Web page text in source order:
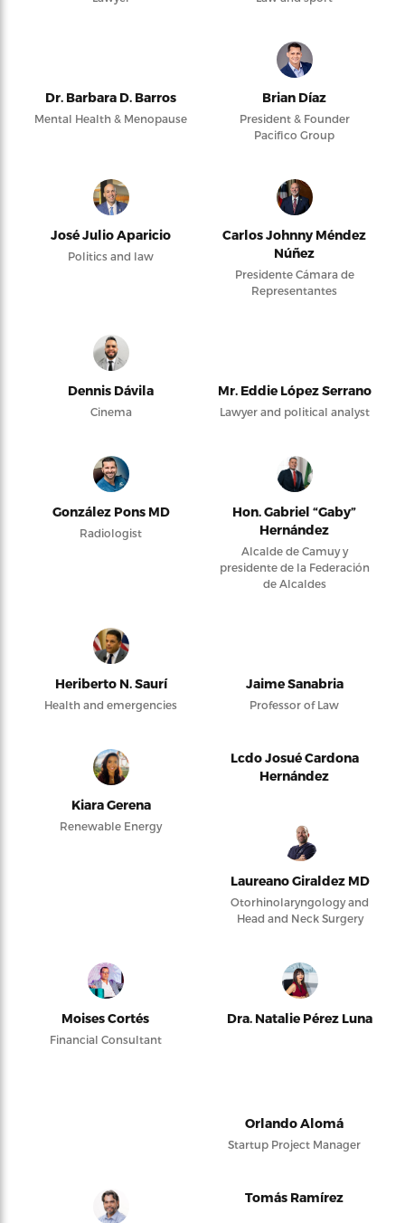
Dr. Barbara D. Barros
Mental Health & Menopause
Brian Díaz
President & Founder
Pacifico Group
José Julio Aparicio
Politics and law
Carlos Johnny Méndez
Núñez
Presidente Cámara de
Representantes
Dennis Dávila
Cinema
Mr. Eddie López Serrano
Lawyer and political analyst
González Pons MD
Radiologist
Hon. Gabriel “Gaby”
Hernández
Alcalde de Camuy y
presidente de la Federación
de Alcaldes
Heriberto N. Saurí
Health and emergencies
Jaime Sanabria
Professor of Law
Kiara Gerena
Renewable Energy
Lcdo Josué Cardona
Hernández
Laureano Giraldez MD
Otorhinolaryngology and
Head and Neck Surgery
Moises Cortés
Financial Consultant
Dra. Natalie Pérez Luna
Orlando Alomá
Startup Project Manager
Tomás Ramírez